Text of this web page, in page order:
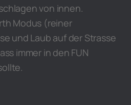
von innen.
Modus (reiner
und Laub auf der Strasse
immer in den FUN